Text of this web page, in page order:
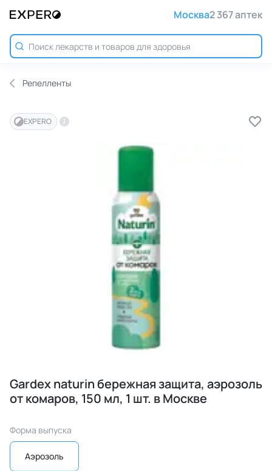
Москва2 367 аптек
Репелленты
EXPERO
Gardex naturin бережная защита, аэрозоль
от комаров, 150 мл, 1 шт. в Москве
Форма выпуска
Аэрозоль